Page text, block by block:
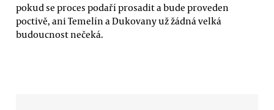
pokud se proces podaří prosadit a bude proveden
poctivě, ani Temelín a Dukovany už žádná velká
budoucnost nečeká.